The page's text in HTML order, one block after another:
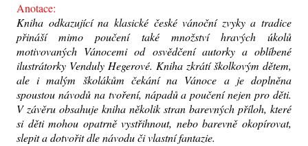
Anotace:
Kniha odkazující na klasické české vánoční zvyky a tradice
přináší mimo poučení také množství hravých úkolů
motivovaných Vánocemi od osvědčení autorky a oblíbené
ilustrátorky Venduly Hegerové. Kniha zkrátí školkovým dětem,
ale i malým školákům čekání na Vánoce a je doplněna
spoustou návodů na tvoření, nápadů a poučení nejen pro děti.
V závěru obsahuje kniha několik stran barevných příloh, které
si děti mohou opatrně vystřihnout, nebo barevně okopírovat,
slepit a dotvořit dle návodu či vlastní fantazie.